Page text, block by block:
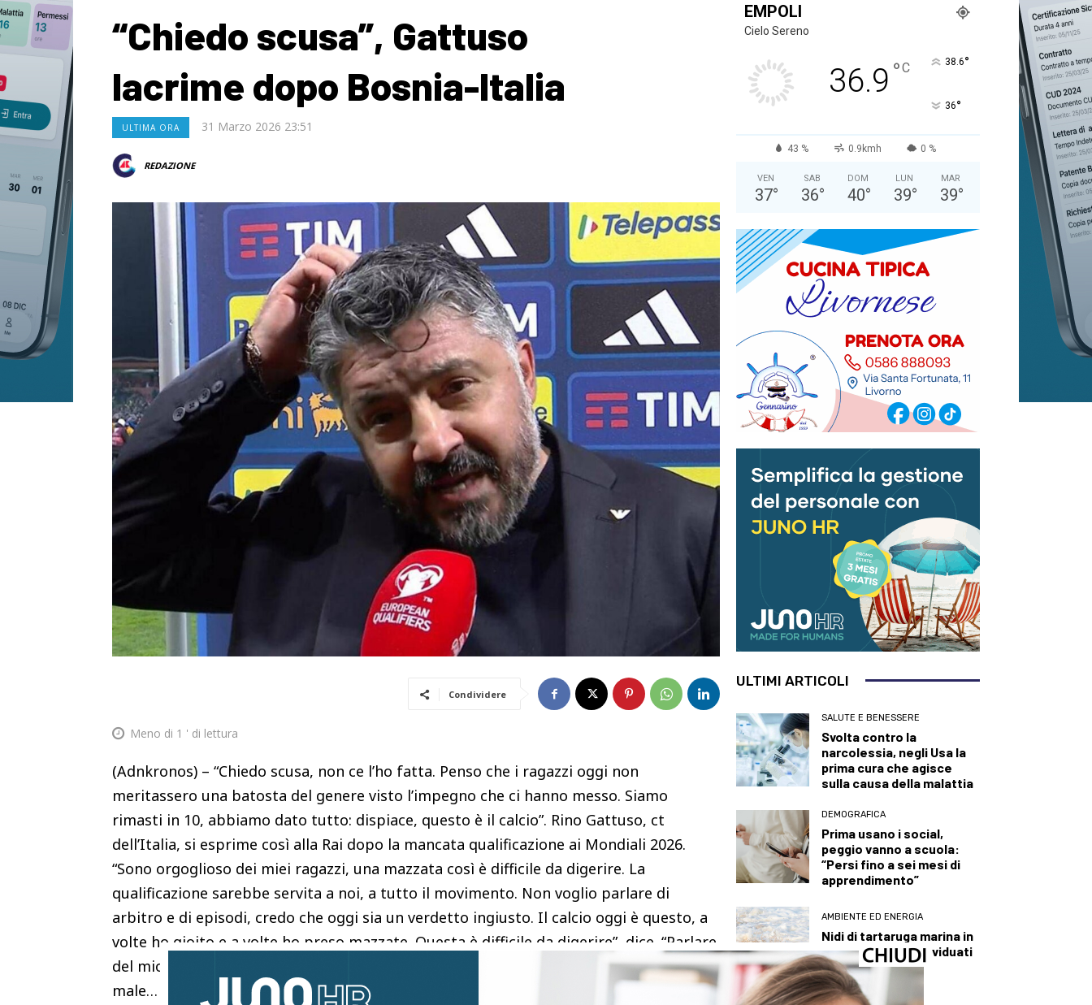
“Chiedo scusa”, Gattuso
lacrime dopo Bosnia-Italia
ULTIMA ORA 31 Marzo 2026 23:51
REDAZIONE
Condividere
Meno di 1 ' di lettura
(Adnkronos) – “Chiedo scusa, non ce l’ho fatta. Penso che i ragazzi oggi non
meritassero una batosta del genere visto l’impegno che ci hanno messo. Siamo
rimasti in 10, abbiamo dato tutto: dispiace, questo è il calcio”. Rino Gattuso, ct
dell’Italia, si esprime così alla Rai dopo la mancata qualificazione ai Mondiali 2026.
“Sono orgoglioso dei miei ragazzi, una mazzata così è difficile da digerire. La
qualificazione sarebbe servita a noi, a tutto il movimento. Non voglio parlare di
arbitro e di episodi, credo che oggi sia un verdetto ingiusto. Il calcio oggi è questo, a
volte ho gioito e a volte ho preso mazzate. Questa è difficile da digerire”, dice. “Parlare
del mio futuro oggi non è importante, oggi contava andare ai Mondiali. Fa male, fa
male… Bisogna accettarlo”, dice con le lacrime agli occhi.
EMPOLI
Cielo Sereno
36.9 °C 38.6°
36°
43 % 0.9kmh 0 %
VEN
37°
SAB
36°
DOM
40°
LUN
39°
MAR
39°
ULTIMI ARTICOLI
SALUTE E BENESSERE
Svolta contro la
narcolessia, negli Usa la
prima cura che agisce
sulla causa della malattia
DEMOGRAFICA
Prima usano i social,
peggio vanno a scuola:
“Persi fino a sei mesi di
apprendimento”
AMBIENTE ED ENERGIA
Nidi di tartaruga marina in
calo, circa 280 individuati
in Italia